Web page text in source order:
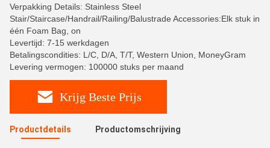
Verpakking Details: Stainless Steel
Stair/Staircase/Handrail/Railing/Balustrade Accessories:Elk stuk in
één Foam Bag, on
Levertijd: 7-15 werkdagen
Betalingscondities: L/C, D/A, T/T, Western Union, MoneyGram
Levering vermogen: 100000 stuks per maand
Krijg Beste Prijs
Productdetails Productomschrijving